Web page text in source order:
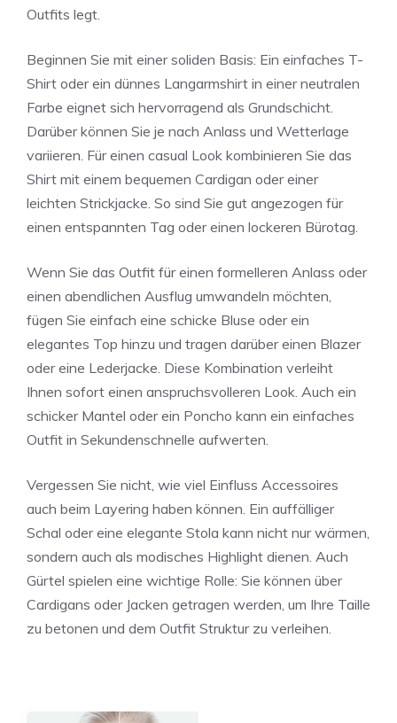
Outfits legt.
Beginnen Sie mit einer soliden Basis: Ein einfaches T-
Shirt oder ein dünnes Langarmshirt in einer neutralen
Farbe eignet sich hervorragend als Grundschicht.
Darüber können Sie je nach Anlass und Wetterlage
variieren. Für einen casual Look kombinieren Sie das
Shirt mit einem bequemen Cardigan oder einer
leichten Strickjacke. So sind Sie gut angezogen für
einen entspannten Tag oder einen lockeren Bürotag.
Wenn Sie das Outfit für einen formelleren Anlass oder
einen abendlichen Ausflug umwandeln möchten,
fügen Sie einfach eine schicke Bluse oder ein
elegantes Top hinzu und tragen darüber einen Blazer
oder eine Lederjacke. Diese Kombination verleiht
Ihnen sofort einen anspruchsvolleren Look. Auch ein
schicker Mantel oder ein Poncho kann ein einfaches
Outfit in Sekundenschnelle aufwerten.
Vergessen Sie nicht, wie viel Einfluss Accessoires
auch beim Layering haben können. Ein auffälliger
Schal oder eine elegante Stola kann nicht nur wärmen,
sondern auch als modisches Highlight dienen. Auch
Gürtel spielen eine wichtige Rolle: Sie können über
Cardigans oder Jacken getragen werden, um Ihre Taille
zu betonen und dem Outfit Struktur zu verleihen.